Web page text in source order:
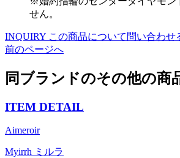
せん。
INQUIRY この商品について問い合わせ
前のページへ
同ブランドのその他の商
ITEM DETAIL
Aimeroir
Myirrh ミルラ